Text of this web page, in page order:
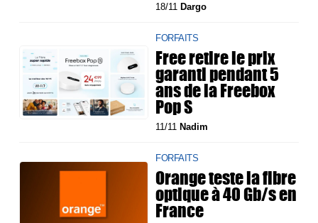
18/11 Dargo
FORFAITS
Free retire le prix
garanti pendant 5
ans de la Freebox
Pop S
11/11 Nadim
FORFAITS
Orange teste la fibre
optique à 40 Gb/s en
France